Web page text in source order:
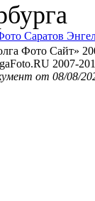
Саратов
Фото Сайт»
2007-
от 08/08/